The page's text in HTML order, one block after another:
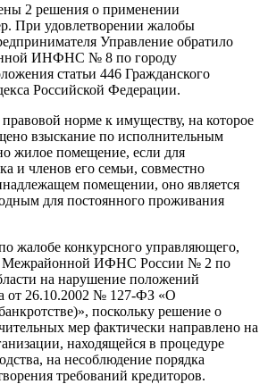
2 решения о применении
При удовлетворении жалобы
Управление обратило
ИНФНС № 8 по городу
статьи 446 Гражданского
Российской Федерации.
норме к имуществу, на которое
взыскание по исполнительным
жилое помещение, если для
и членов его семьи, совместно
помещении, оно является
для постоянного проживания
жалобе конкурсного управляющего,
Межрайонной ИФНС России № 2 по
на нарушение положений
от 26.10.2002 № 127-ФЗ «О
поскольку решение о
мер фактически направлено на
находящейся в процедуре
на несоблюдение порядка
требований кредиторов.